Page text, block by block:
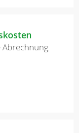
Abrechnung